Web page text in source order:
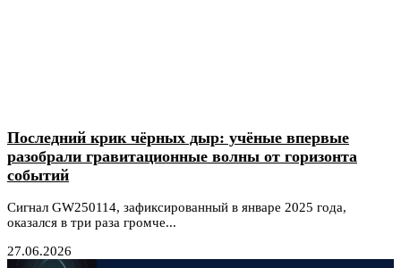
Последний крик чёрных дыр: учёные впервые
разобрали гравитационные волны от горизонта
событий
Сигнал GW250114, зафиксированный в январе 2025 года,
оказался в три раза громче...
27.06.2026